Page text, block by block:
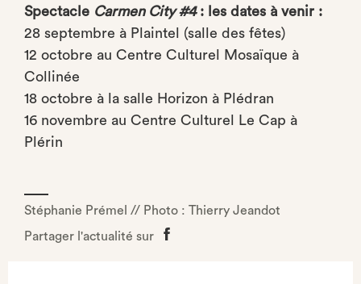
Spectacle Carmen City #4: les dates à venir :
28 septembre à Plaintel (salle des fêtes)
12 octobre au Centre Culturel Mosaïque à
Collinée
18 octobre à la salle Horizon à Plédran
16 novembre au Centre Culturel Le Cap à
Plérin
Stéphanie Prémel // Photo : Thierry Jeandot
Partager l'actualité sur
Partager